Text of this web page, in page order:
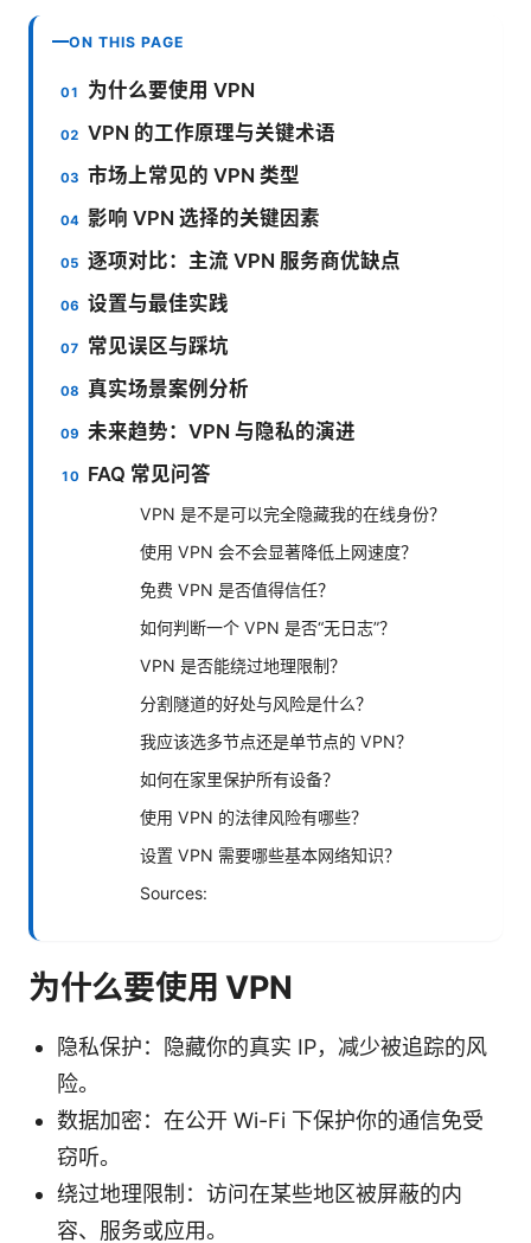
ON THIS PAGE
为什么要使用 VPN
VPN 的工作原理与关键术语
市场上常见的 VPN 类型
影响 VPN 选择的关键因素
逐项对比：主流 VPN 服务商优缺点
设置与最佳实践
常见误区与踩坑
真实场景案例分析
未来趋势：VPN 与隐私的演进
FAQ 常见问答
VPN 是不是可以完全隐藏我的在线身份？
使用 VPN 会不会显著降低上网速度？
免费 VPN 是否值得信任？
如何判断一个 VPN 是否“无日志”？
VPN 是否能绕过地理限制？
分割隧道的好处与风险是什么？
我应该选多节点还是单节点的 VPN？
如何在家里保护所有设备？
使用 VPN 的法律风险有哪些？
设置 VPN 需要哪些基本网络知识？
Sources:
为什么要使用 VPN
隐私保护：隐藏你的真实 IP，减少被追踪的风
险。
数据加密：在公开 Wi-Fi 下保护你的通信免受
窃听。
绕过地理限制：访问在某些地区被屏蔽的内
容、服务或应用。